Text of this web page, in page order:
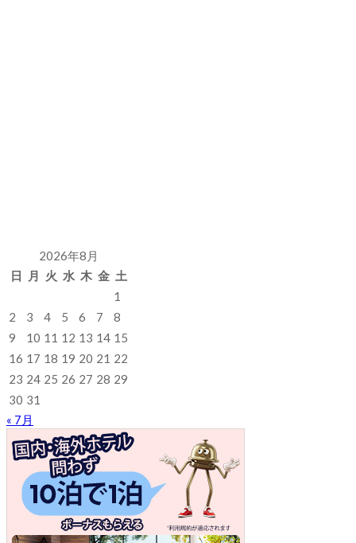
2026年8月
日
月 火 水 木 金 土
1
2
3 4 5 6 7
8
9
10 11 12 13 14 15
16 17 18 19 20 21 22
23 24 25 26 27 28 29
30 31
« 7月